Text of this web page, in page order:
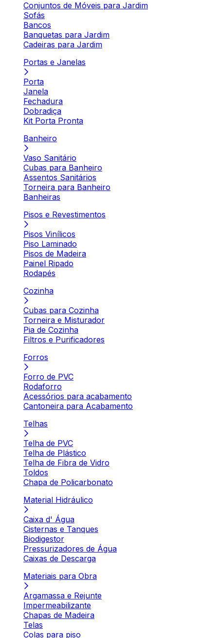
Conjuntos de Móveis para Jardim
Sofás
Bancos
Banquetas para Jardim
Cadeiras para Jardim
Portas e Janelas
Porta
Janela
Fechadura
Dobradiça
Kit Porta Pronta
Banheiro
Vaso Sanitário
Cubas para Banheiro
Assentos Sanitários
Torneira para Banheiro
Banheiras
Pisos e Revestimentos
Pisos Vinílicos
Piso Laminado
Pisos de Madeira
Painel Ripado
Rodapés
Cozinha
Cubas para Cozinha
Torneira e Misturador
Pia de Cozinha
Filtros e Purificadores
Forros
Forro de PVC
Rodaforro
Acessórios para acabamento
Cantoneira para Acabamento
Telhas
Telha de PVC
Telha de Plástico
Telha de Fibra de Vidro
Toldos
Chapa de Policarbonato
Material Hidráulico
Caixa d' Água
Cisternas e Tanques
Biodigestor
Pressurizadores de Água
Caixas de Descarga
Materiais para Obra
Argamassa e Rejunte
Impermeabilizante
Chapas de Madeira
Telas
Colas para piso